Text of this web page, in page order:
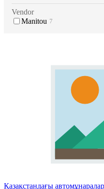
Vendor
Manitou 7
Қазақстандағы автомұнаралар